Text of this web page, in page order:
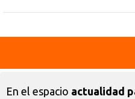
En el espacio actualidad